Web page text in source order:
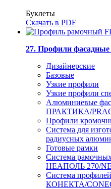
Буклеты
Скачать в PDF
27. Профили
Дизайнерские
Базовые
Узкие профили
Узкие профили
Алюминиевые
ПРАКТИКА/
Профили
Система для
радиусных
Готовые рамки
Система
НЕАПОЛЬ 270/
Система профилей
КОНЕКТА/